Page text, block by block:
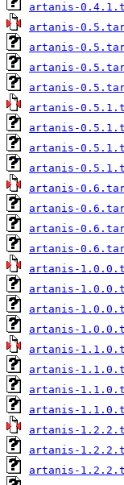
artanis-
artanis-
artanis-
artanis-
artanis-
artanis-
artanis-
artanis-
artanis-
artanis-
artanis-
artanis-
artanis-
artanis-
artanis-
artanis-
artanis-
artanis-
artanis-
artanis-
artanis-
artanis-
artanis-
artanis-